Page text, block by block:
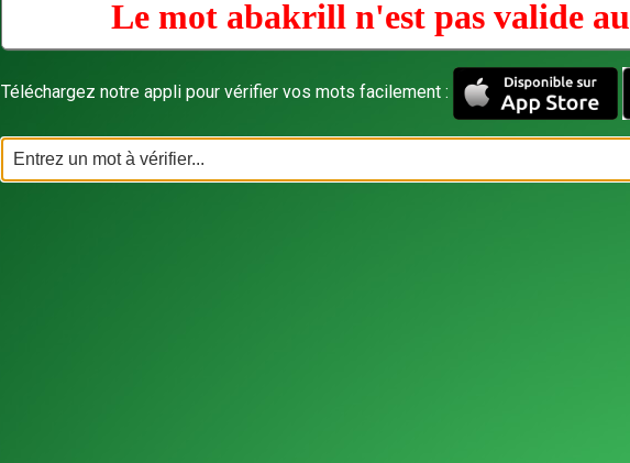
Le mot abakrill n'est pas valide au
Téléchargez notre appli pour vérifier vos mots facilement :